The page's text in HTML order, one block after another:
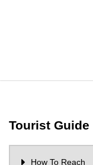
Tourist Guide
How To Reach